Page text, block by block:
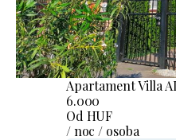
Apartament Villa
6.000
Od HUF
/ noc / osoba